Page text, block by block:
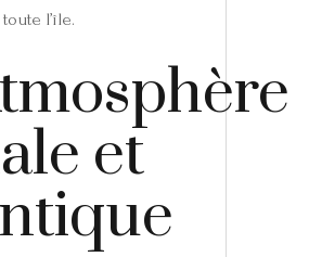
l’île.
et